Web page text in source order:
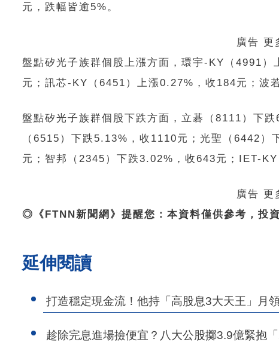
元，跌幅皆逾5%。
廣告 更
盤點矽光子族群個股上漲方面，環宇-KY（4991
元；訊芯-KY（6451）上漲0.27%，收184元；波
盤點矽光子族群個股下跌方面，立碁（8111）下
（6515）下跌5.13%，收1110元；光聖（6442
元；智邦（2345）下跌3.02%，收643元；IET-
廣告 更
◎《FTNN新聞網》提醒您：本資料僅供參考，投
延伸閱讀
打造穩定現金流！他持「高股息3大天王」月
趁除完息進場撿便宜？八大公股擲3.9億緊抱